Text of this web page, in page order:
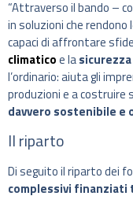
“Attraverso il bando –
in soluzioni che
capaci di affrontare
climaticoe la
l’ordinario: aiuta gli
produzioni e a costruire
davvero sostenibile e
Il riparto
Di seguito il riparto dei
complessivi